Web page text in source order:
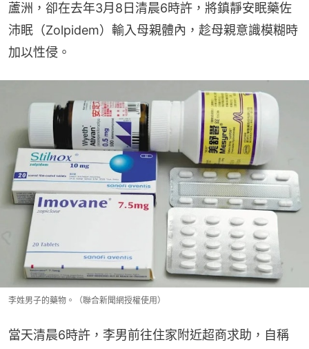
蘆洲，卻在去年3月8日清晨6時許，將鎮靜安眠藥佐
沛眠（Zolpidem）輸入母親體內，趁母親意識模糊時
加以性侵。
李姓男子的藥物。（聯合新聞網授權使用）
當天清晨6時許，李男前往住家附近超商求助，自稱